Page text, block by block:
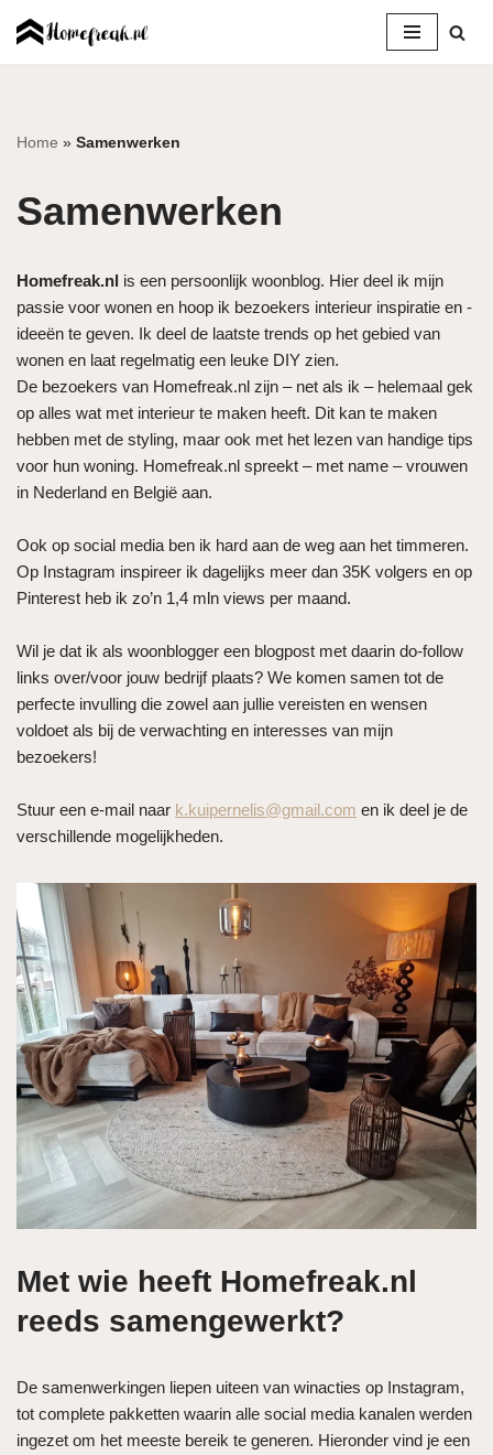
inhoud
Home » Samenwerken
Samenwerken
Homefreak.nl is een persoonlijk woonblog. Hier deel ik mijn
passie voor wonen en hoop ik bezoekers interieur inspiratie en -
ideeën te geven. Ik deel de laatste trends op het gebied van
wonen en laat regelmatig een leuke DIY zien.
De bezoekers van Homefreak.nl zijn – net als ik – helemaal gek
op alles wat met interieur te maken heeft. Dit kan te maken
hebben met de styling, maar ook met het lezen van handige tips
voor hun woning. Homefreak.nl spreekt – met name – vrouwen
in Nederland en België aan.
Ook op social media ben ik hard aan de weg aan het timmeren.
Op Instagram inspireer ik dagelijks meer dan 35K volgers en op
Pinterest heb ik zo’n 1,4 mln views per maand.
Wil je dat ik als woonblogger een blogpost met daarin do-follow
links over/voor jouw bedrijf plaats? We komen samen tot de
perfecte invulling die zowel aan jullie vereisten en wensen
voldoet als bij de verwachting en interesses van mijn
bezoekers!
Stuur een e-mail naar k.kuipernelis@gmail.com en ik deel je de
verschillende mogelijkheden.
Met wie heeft Homefreak.nl
reeds samengewerkt?
De samenwerkingen liepen uiteen van winacties op Instagram,
tot complete pakketten waarin alle social media kanalen werden
ingezet om het meeste bereik te generen. Hieronder vind je een